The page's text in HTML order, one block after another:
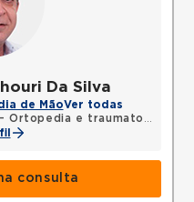
Da Silva
de MãoVer todas
e traumatologia
consulta